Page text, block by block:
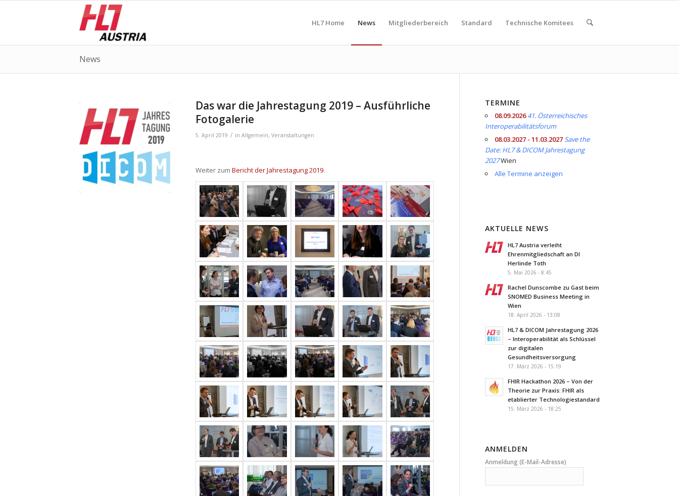
HL7 Home News Mitgliederbereich Standard Technische Komitees
News
Das war die Jahrestagung 2019 – Ausführliche
Fotogalerie
5. April 2019 / in Allgemein, Veranstaltungen
Weiter zum Bericht der Jahrestagung 2019.
TERMINE
08.09.202641. Österreichisches
Interoperabilitätsforum
08.03.2027 - 11.03.2027Save the
Date: HL7 & DICOM Jahrestagung
2027Wien
Alle Termine anzeigen
AKTUELLE NEWS
HL7 Austria verleiht
Ehrenmitgliedschaft an DI
Herlinde Toth
5. Mai 2026 - 8:45
Rachel Dunscombe zu Gast beim
SNOMED Business Meeting in
Wien
18. April 2026 - 13:08
HL7 & DICOM Jahrestagung 2026
– Interoperabilität als Schlüssel
zur digitalen
Gesundheitsversorgung
17. März 2026 - 15:19
FHIR Hackathon 2026 – Von der
Theorie zur Praxis: FHIR als
etablierter Technologiestandard
15. März 2026 - 18:25
ANMELDEN
Anmeldung (E-Mail-Adresse)